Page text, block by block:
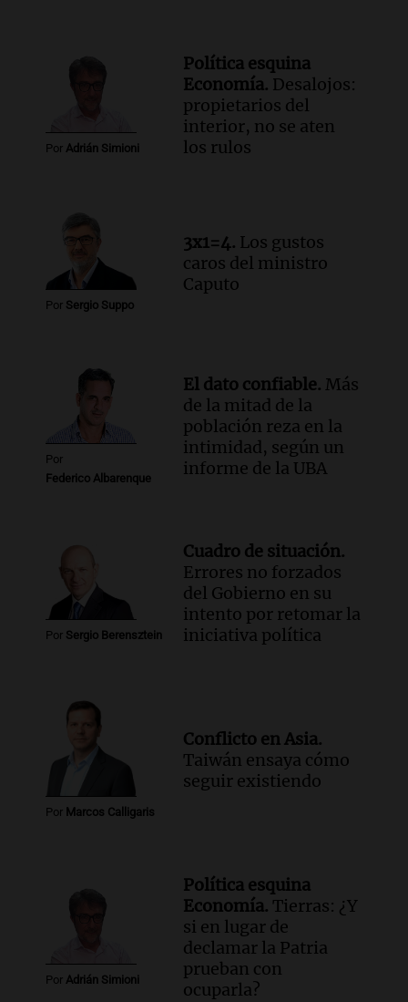
Por Adrián Simioni
Política esquina
Economía. Desalojos:
propietarios del
interior, no se aten
los rulos
Por Sergio Suppo
3x1=4. Los gustos
caros del ministro
Caputo
Por
Federico Albarenque
El dato confiable. Más
de la mitad de la
población reza en la
intimidad, según un
informe de la UBA
Por Sergio Berensztein
Cuadro de situación.
Errores no forzados
del Gobierno en su
intento por retomar la
iniciativa política
Por Marcos Calligaris
Conflicto en Asia.
Taiwán ensaya cómo
seguir existiendo
Por Adrián Simioni
Política esquina
Economía. Tierras: ¿Y
si en lugar de
declamar la Patria
prueban con
ocuparla?